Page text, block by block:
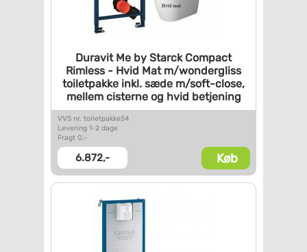
Duravit Me by Starck Compact
Rimless - Hvid Matm/wondergliss
toiletpakke inkl. sæde m/soft-close,
mellem cisterne og hvid betjening
VVS nr. toiletpakke54
Levering 1-2 dage
Fragt 0,-
6.872,- Køb